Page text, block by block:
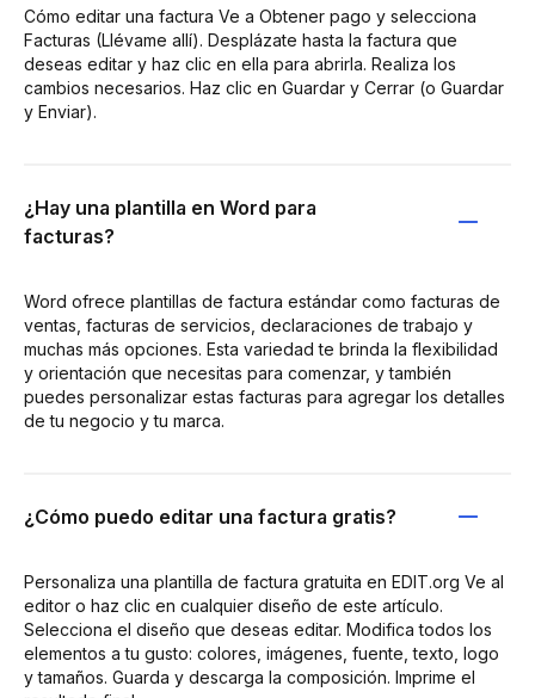
Cómo editar una factura Ve a Obtener pago y selecciona
Facturas (Llévame allí). Desplázate hasta la factura que
deseas editar y haz clic en ella para abrirla. Realiza los
cambios necesarios. Haz clic en Guardar y Cerrar (o Guardar
y Enviar).
¿Hay una plantilla en Word para
facturas?
Word ofrece plantillas de factura estándar como facturas de
ventas, facturas de servicios, declaraciones de trabajo y
muchas más opciones. Esta variedad te brinda la flexibilidad
y orientación que necesitas para comenzar, y también
puedes personalizar estas facturas para agregar los detalles
de tu negocio y tu marca.
¿Cómo puedo editar una factura gratis?
Personaliza una plantilla de factura gratuita en EDIT.org Ve al
editor o haz clic en cualquier diseño de este artículo.
Selecciona el diseño que deseas editar. Modifica todos los
elementos a tu gusto: colores, imágenes, fuente, texto, logo
y tamaños. Guarda y descarga la composición. Imprime el